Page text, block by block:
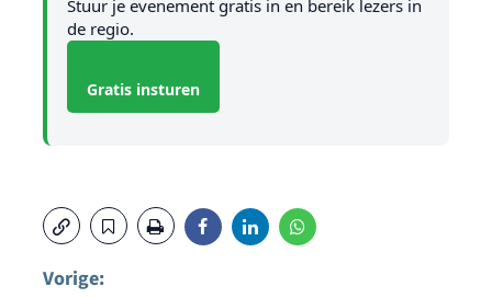
Stuur je evenement gratis in en bereik lezers in
de regio.
Gratis insturen
Vorige: